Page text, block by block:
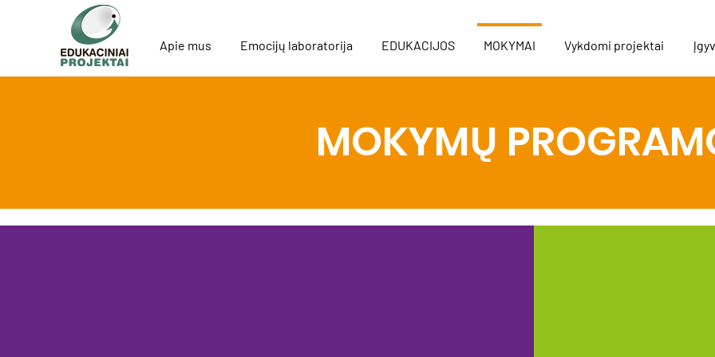
Apie mus Emocijų laboratorija EDUKACIJOS MOKYMAI Vykdomi projektai
MOKYMŲ